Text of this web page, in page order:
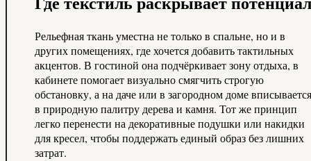
Рельефная ткань уместна не только в спальне, но и в
других помещениях, где хочется добавить тактильных
акцентов. В гостиной она подчёркивает зону отдыха, в
кабинете помогает визуально смягчить строгую
обстановку, а на даче или в загородном доме вписывается
в природную палитру дерева и камня. Тот же принцип
легко перенести на декоративные подушки или накидки
для кресел, чтобы поддержать единый образ без лишних
затрат.